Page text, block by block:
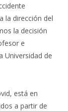
la dirección del
la decisión
e
Universidad de
está en
a partir de